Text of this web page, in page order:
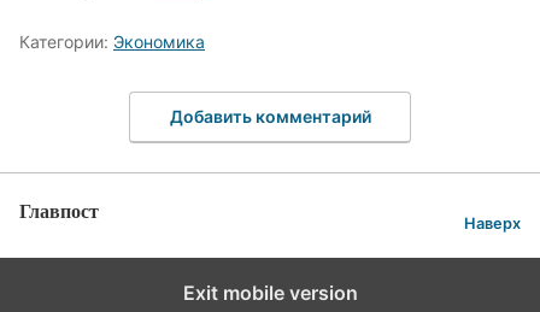
Категории: Экономика
Добавить комментарий
Главпост Наверх
Exit mobile version